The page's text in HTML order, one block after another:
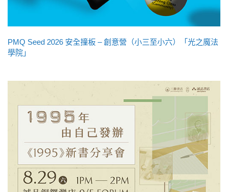
PMQ Seed 2026 安全撞板 – 創意營（小三至小六）「光之魔法
學院」